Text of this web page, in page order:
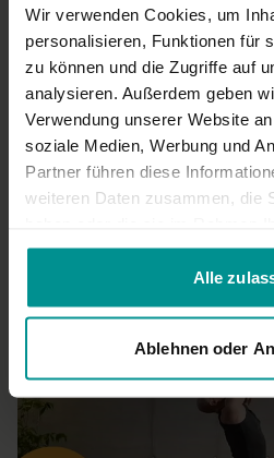
Wir verwenden Cookies, um
personalisieren, Funktionen für
zu können und die Zugriffe auf
analysieren. Außerdem geben
Verwendung unserer Website
soziale Medien, Werbung und
Partner führen diese
weiteren Daten zusammen, die
gesammelt haben.
Alle
Ablehnen oder
durcharbeiten: Das isolierte
Hundehaltung bedarf längerer
Atmenkreisvorstellung ist
der Acht hilft.
0
Mehr
Ähnliche Videos